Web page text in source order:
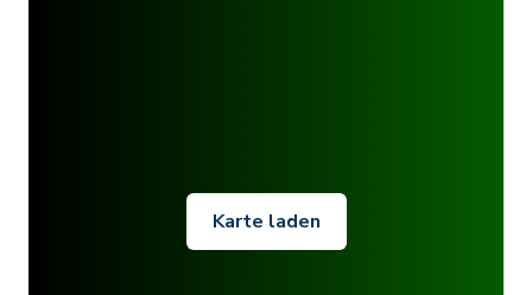
Karte laden